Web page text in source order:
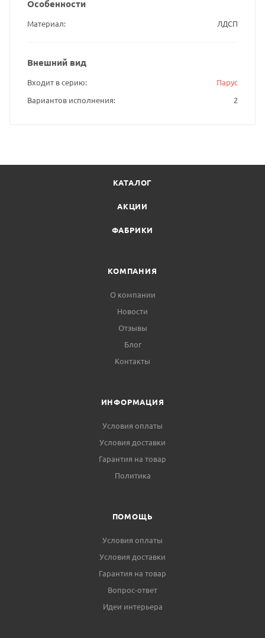
Особенности
Материал ЛДСП
Внешний вид
Входит в серию
Парус
Вариантов исполнения
2
КАТАЛОГ
АКЦИИ
ФАБРИКИ
КОМПАНИЯ
О компании
Новости
Отзывы
Блог
Контакты
ИНФОРМАЦИЯ
Условия оплаты
Условия доставки
Гарантия на товар
Политика
ПОМОЩЬ
Условия оплаты
Условия доставки
Гарантия на товар
Вопрос-ответ
Идеи интерьера